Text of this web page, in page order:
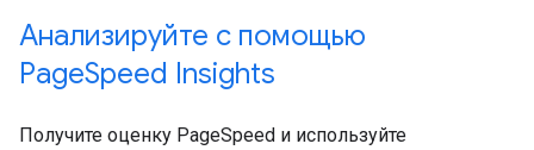
Анализируйте с помощью
PageSpeed ​​Insights
Получите оценку PageSpeed ​​и используйте